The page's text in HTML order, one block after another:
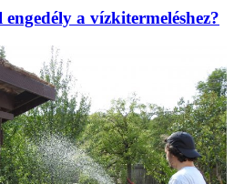
a vízkitermeléshez?